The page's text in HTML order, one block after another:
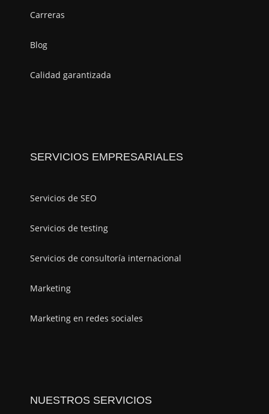
Carreras
Blog
Calidad garantizada
SERVICIOS EMPRESARIALES
Servicios de SEO
Servicios de testing
Servicios de consultoría internacional
Marketing
Marketing en redes sociales
NUESTROS SERVICIOS